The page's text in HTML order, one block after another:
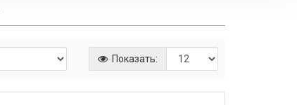
Показать: